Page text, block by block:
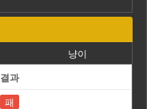
냥이
결과
패